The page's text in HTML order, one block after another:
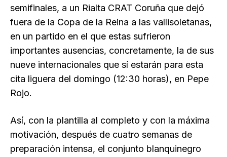
semifinales, a un Rialta CRAT Coruña que dejó
fuera de la Copa de la Reina a las vallisoletanas,
en un partido en el que estas sufrieron
importantes ausencias, concretamente, la de sus
nueve internacionales que sí estarán para esta
cita liguera del domingo (12:30 horas), en Pepe
Rojo.
Así, con la plantilla al completo y con la máxima
motivación, después de cuatro semanas de
preparación intensa, el conjunto blanquinegro